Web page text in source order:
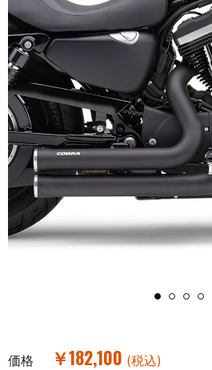
価格 ￥182,100 (税込)